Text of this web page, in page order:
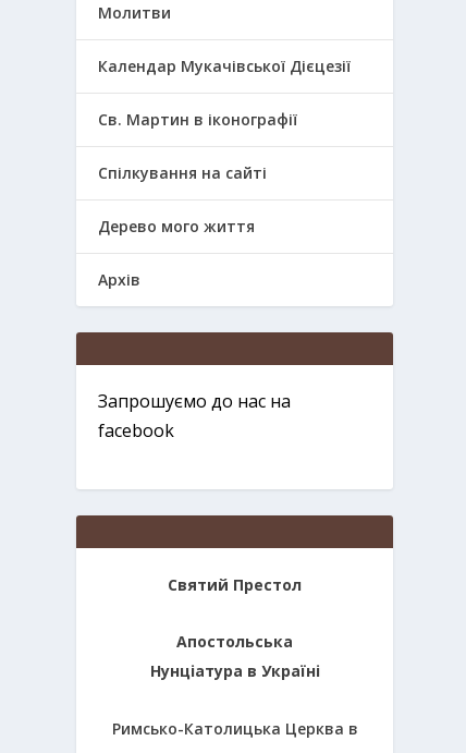
Молитви
Календар Мукачівської Дієцезії
Св. Мартин в іконографії
Спілкування на сайті
Дерево мого життя
Архів
Запрошуємо до нас на
facebook
Святий Престол
Апостольська
Нунціатура в Україні
Римсько-Католицька Церква в